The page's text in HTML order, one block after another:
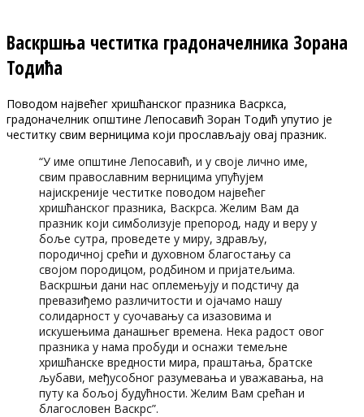
Васкршња честитка градоначелника Зорана
Тодића
Поводом највећег хришћанског празника Васркса,
градоначелник општине Лепосавић Зоран Тодић упутио је
честитку свим верницима који прослављају овај празник.
“У име општине Лепосавић, и у своје лично име,
свим православним верницима упућујем
најискреније честитке поводом највећег
хришћанског празника, Васкрса. Желим Вам да
празник који симболизује препород, наду и веру у
боље сутра, проведете у миру, здрављу,
породичној срећи и духовном благостању са
својом породицом, родбином и пријатељима.
Васкршњи дани нас оплемењују и подстичу да
превазиђемо различитости и ојачамо нашу
солидарност у суочавању са изазовима и
искушењима данашњег времена. Нека радост овог
празника у нама пробуди и оснажи темељне
хришћанске вредности мира, праштања, братске
љубави, међусобног разумевања и уважавања, на
путу ка бољој будућности. Желим Вам срећан и
благословен Васкрс”.